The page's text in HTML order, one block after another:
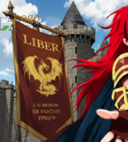
Passer
au
contenu